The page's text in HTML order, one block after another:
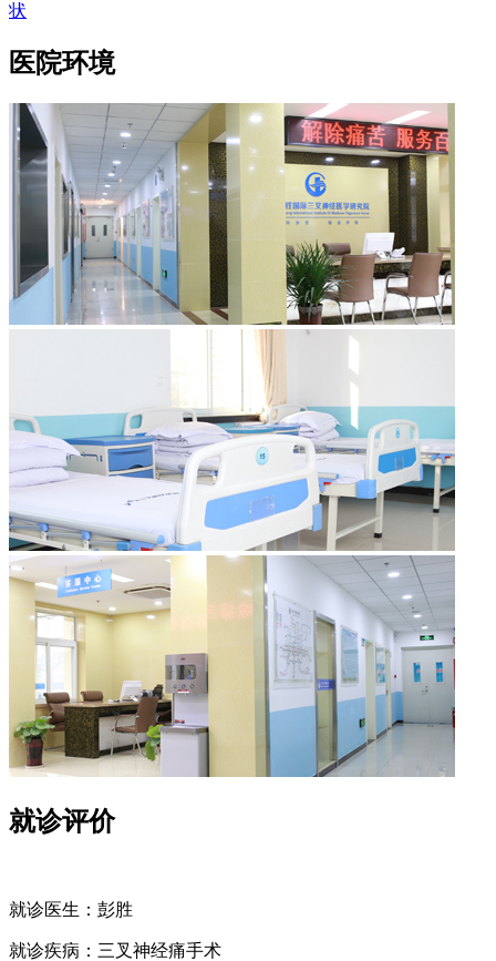
状
医院环境
就诊评价
就诊医生：彭胜
就诊疾病： 三叉神经痛手术